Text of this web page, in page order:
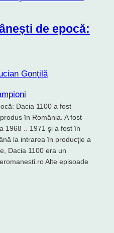
de epocă:
Gonțilă
Dacia 1100 a fost
în România. A fost
1968 .. 1971 şi a fost în
la intrarea în producţie a
Dacia 1100 era un
Alte episoade